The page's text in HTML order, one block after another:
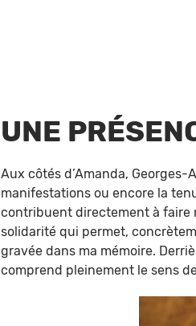
UNE
Aux côtés d’Amanda,
manifestations ou encore la
contribuent directement à faire
solidarité qui permet,
gravée dans ma mémoire.
comprend pleinement le sens